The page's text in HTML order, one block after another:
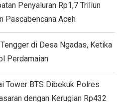
Penyaluran Rp1,7 Triliun
Pascabencana Aceh
di Desa Ngadas, Ketika
Perdamaian
Tower BTS Dibekuk Polres
dengan Kerugian Rp432